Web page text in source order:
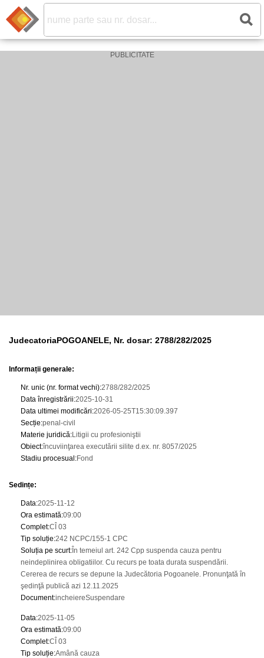
JudecatoriaPOGOANELE, Nr. dosar: 2788/282/2025
Informații generale:
Nr. unic (nr. format vechi):2788/282/2025
Data înregistrării:2025-10-31
Data ultimei modificări:2026-05-25T15:30:09.397
Secție:penal-civil
Materie juridică:Litigii cu profesioniştii
Obiect:încuviinţarea executării silite d.ex. nr. 8057/2025
Stadiu procesual :Fond
Sedințe:
Data:2025-11-12
Ora estimată:09:00
Complet:CÎ 03
Tip soluție:242 NCPC/155-1 CPC
Soluția pe scurt: În temeiul art. 242 Cpp suspenda cauza pentru
neindeplinirea obligatiilor. Cu recurs pe toata durata suspendării.
Cererea de recurs se depune la Judecătoria Pogoanele. Pronunţată în
şedinţă publică azi 12.11.2025
Document:incheiereSuspendare
Data:2025-11-05
Ora estimată:09:00
Complet:CÎ 03
Tip soluție:Amână cauza